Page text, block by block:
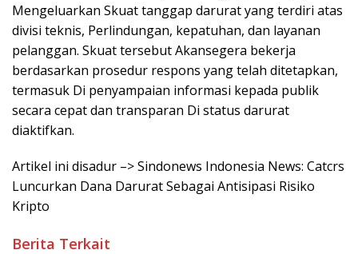
Mengeluarkan Skuat tanggap darurat yang terdiri atas
divisi teknis, Perlindungan, kepatuhan, dan layanan
pelanggan. Skuat tersebut Akansegera bekerja
berdasarkan prosedur respons yang telah ditetapkan,
termasuk Di penyampaian informasi kepada publik
secara cepat dan transparan Di status darurat
diaktifkan.
Artikel ini disadur –> Sindonews Indonesia News: Catcrs
Luncurkan Dana Darurat Sebagai Antisipasi Risiko
Kripto
Berita Terkait